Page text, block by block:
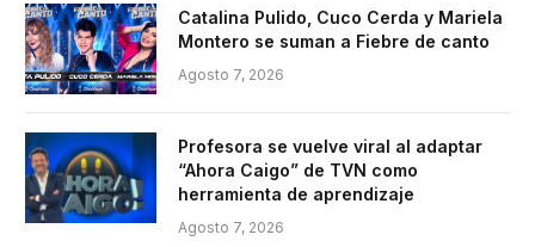
Catalina Pulido, Cuco Cerda y Mariela
Montero se suman a Fiebre de canto
Agosto 7, 2026
Profesora se vuelve viral al adaptar
“Ahora Caigo” de TVN como
herramienta de aprendizaje
Agosto 7, 2026